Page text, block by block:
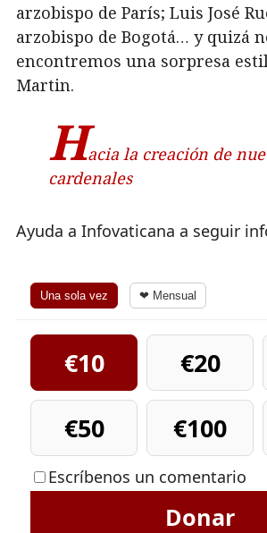
arzobispo de París; Luis José
arzobispo de Bogotá… y quizá
encontremos una sorpresa
Martin.
Hacia la creación de
cardenales
Ayuda a Infovaticana a seguir
Una sola vez ❤ Mensual
€10 €20
€50
€100
Escríbenos un comentario
Donar